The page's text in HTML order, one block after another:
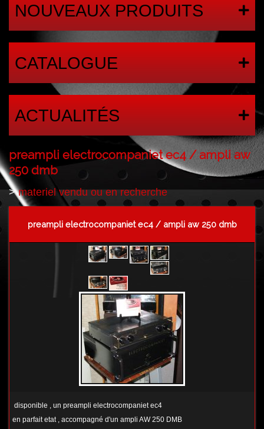
NOUVEAUX PRODUITS
CATALOGUE
ACTUALITÉS
preampli electrocompaniet ec4 / ampli aw
250 dmb
>materiel vendu ou en recherche
preampli electrocompaniet ec4 / ampli aw 250 dmb
disponible , un preampli electrocompaniet ec4
en parfait etat , accompagné d'un ampli AW 250 DMB